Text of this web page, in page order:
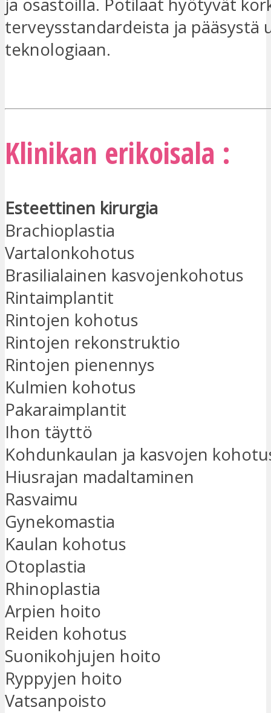
terveysstandardeista ja pääsystä
teknologiaan.
Klinikan erikoisala :
Esteettinen kirurgia
Brachioplastia
Vartalonkohotus
Brasilialainen kasvojenkohotus
Rintaimplantit
Rintojen kohotus
Rintojen rekonstruktio
Rintojen pienennys
Kulmien kohotus
Pakaraimplantit
Ihon täyttö
Kohdunkaulan ja kasvojen
Hiusrajan madaltaminen
Rasvaimu
Gynekomastia
Kaulan kohotus
Otoplastia
Rhinoplastia
Arpien hoito
Reiden kohotus
Suonikohjujen hoito
Ryppyjen hoito
Vatsanpoisto